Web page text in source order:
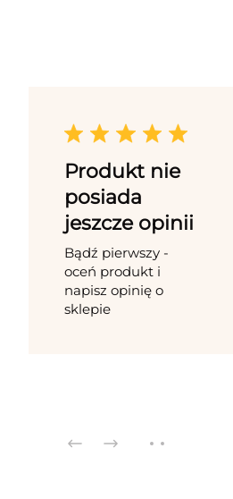
Produkt nie
posiada
jeszcze opinii
Bądź pierwszy -
oceń produkt i
napisz opinię o
sklepie